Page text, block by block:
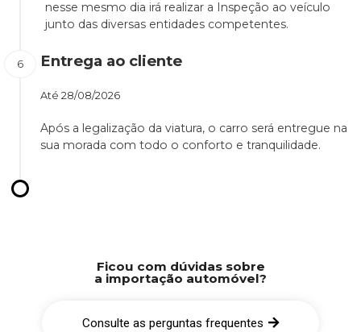
nesse mesmo dia irá realizar a Inspeção ao veículo
junto das diversas entidades competentes.
Entrega ao cliente
Até 28/08/2026
Após a legalização da viatura, o carro será entregue na
sua morada com todo o conforto e tranquilidade.
Ficou com dúvidas sobre
a importação automóvel?
Consulte as perguntas frequentes